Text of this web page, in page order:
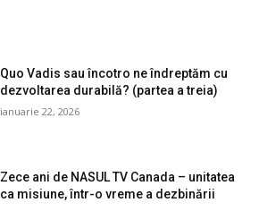
Quo Vadis sau încotro ne îndreptăm cu
dezvoltarea durabilă? (partea a treia)
ianuarie 22, 2026
Zece ani de NASUL TV Canada – unitatea
ca misiune, într-o vreme a dezbinării